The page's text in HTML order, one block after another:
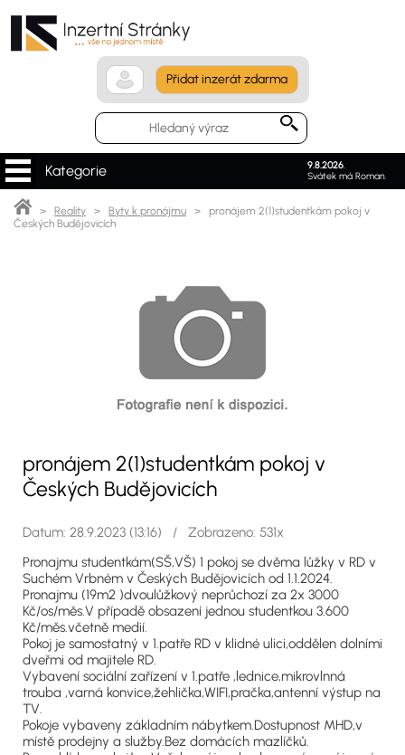
Přidat inzerát zdarma
9.8.2026.
Svátek má Roman.
Kategorie
> Reality > Byty k pronájmu > pronájem 2(1)studentkám pokoj v
Českých Budějovicích
pronájem 2(1)studentkám pokoj v
Českých Budějovicích
Datum: 28.9.2023 (13:16) / Zobrazeno: 531x
Pronajmu studentkám(SŠ,VŠ) 1 pokoj se dvěma lůžky v RD v
Suchém Vrbném v Českých Budějovicích od 1.1.2024.
Pronajmu (19m2 )dvoulůžkový neprůchozí za 2x 3000
Kč/os/měs.V případě obsazení jednou studentkou 3.600
Kč/měs.včetně medií.
Pokoj je samostatný v 1.patře RD v klidné ulici,oddělen dolními
dveřmi od majitele RD.
Vybavení sociální zařízení v 1.patře ,lednice,mikrovlnná
trouba ,varná konvice,žehlička,WIFI,pračka,antenní výstup na
TV.
Pokoje vybaveny základním nábytkem.Dostupnost MHD,v
místě prodejny a služby.Bez domácích mazlíčků.